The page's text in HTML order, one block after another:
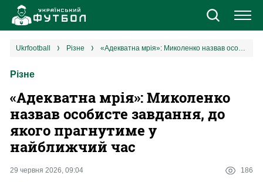
Новини
Єврокубки
УПЛ
ukrfootball різне «Адекватна мрія»: Миколенко назвав особисте завдання, до якого прагнутиме у найближчий час
Різне
«Адекватна мрія»: Миколенко
назвав особисте завдання, до
якого прагнутиме у
найближчий час
29 червня 2026, 09:04 186